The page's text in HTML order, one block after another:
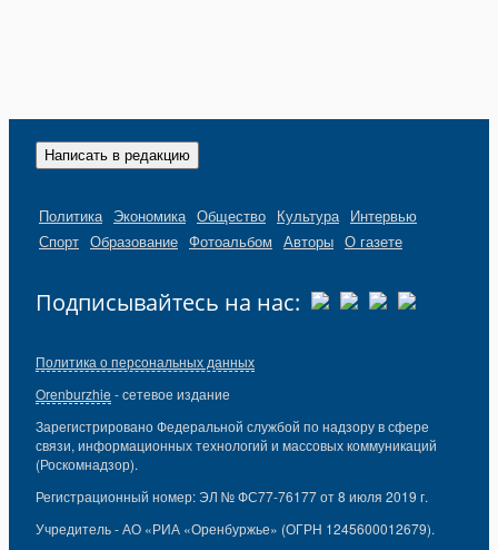
Написать в редакцию
Политика Экономика Общество Культура Интервью
Спорт Образование Фотоальбом Авторы О газете
Подписывайтесь на нас:
Политика о персональных данных
Orenburzhie - сетевое издание
Зарегистрировано Федеральной службой по надзору в сфере
связи, информационных технологий и массовых коммуникаций
(Роскомнадзор).
Регистрационный номер: ЭЛ № ФС77-76177 от 8 июля 2019 г.
Учредитель - АО «РИА «Оренбуржье» (ОГРН 1245600012679).